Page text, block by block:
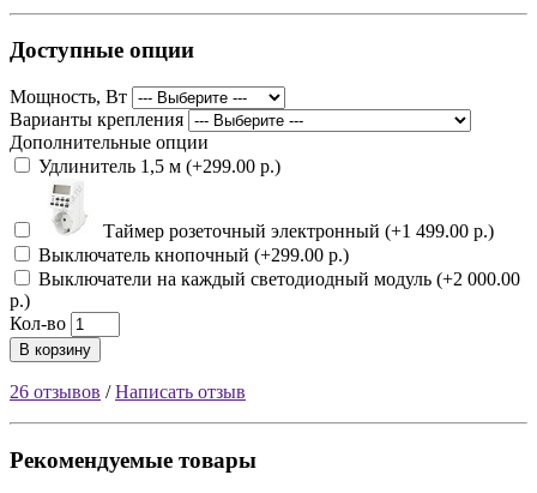
Доступные опции
Мощность, Вт
Варианты крепления
Дополнительные опции
Удлинитель 1,5 м (+299.00 р.)
Таймер розеточный электронный (+1 499.00 р.)
Выключатель кнопочный (+299.00 р.)
Выключатели на каждый светодиодный модуль (+2 000.00
р.)
Кол-во
В корзину
26 отзывов /Написать отзыв
Рекомендуемые товары